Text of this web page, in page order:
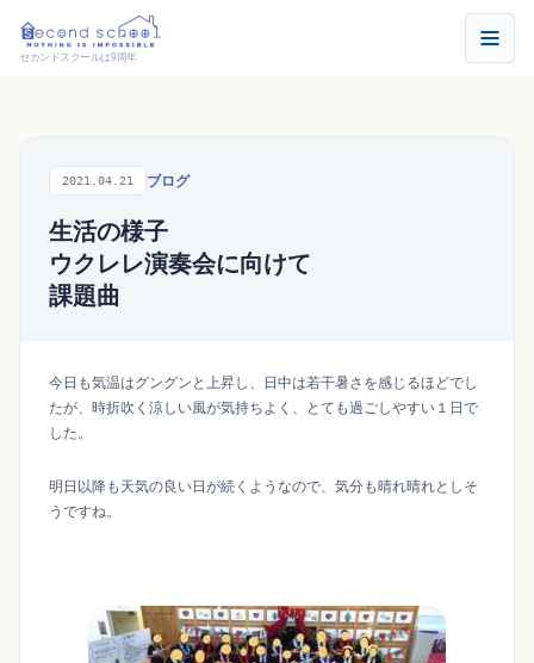
セカンドスクールは9周年
2021.04.21 ブログ
生活の様子
ウクレレ演奏会に向けて
課題曲
今日も気温はグングンと上昇し、日中は若干暑さを感じるほどでし
たが、時折吹く涼しい風が気持ちよく、とても過ごしやすい１日で
した。
明日以降も天気の良い日が続くようなので、気分も晴れ晴れとしそ
うですね。